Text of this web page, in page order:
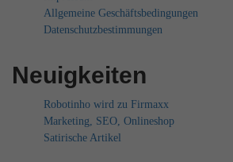
Allgemeine Geschäftsbedingungen
Datenschutzbestimmungen
Neuigkeiten
Robotinho wird zu Firmaxx
Marketing, SEO, Onlineshop
Satirische Artikel